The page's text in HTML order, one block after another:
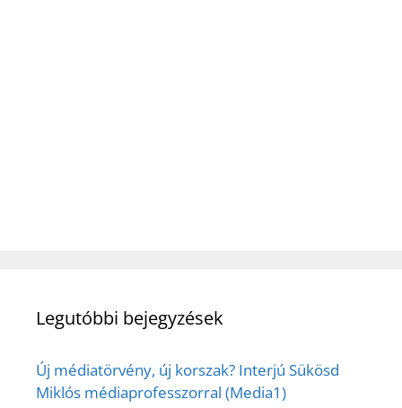
Legutóbbi bejegyzések
Új médiatörvény, új korszak? Interjú Sükösd
Miklós médiaprofesszorral (Media1)